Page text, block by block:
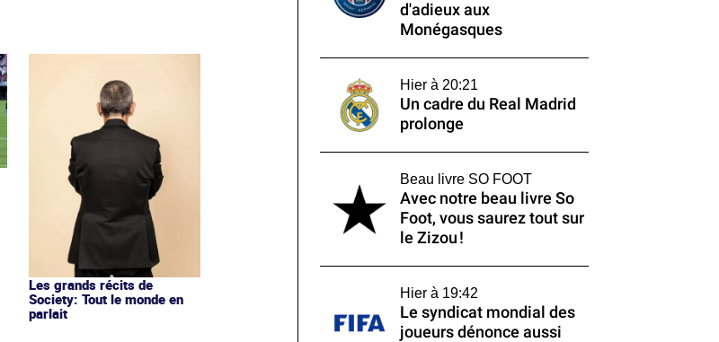
Les grands récits de
Society: Tout le monde en
parlait
d'adieux aux
Monégasques
Hier à 20:21
Un cadre du Real Madrid
prolonge
Beau livre SO FOOT
Avec notre beau livre So
Foot, vous saurez tout sur
le Zizou !
Hier à 19:42
Le syndicat mondial des
joueurs dénonce aussi